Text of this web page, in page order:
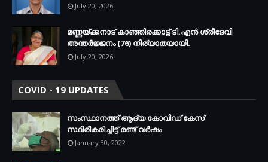
July 20, 2026
മണ്ണയ്ക്കനാട് കാഞ്ഞിരക്കാട്ട് ടി.എന്‍ ശ്രീദേവി
അന്തര്‍ജ്ജനം (76) നിര്യാതയായി.
July 20, 2026
COVID - 19 UPDATES
സംസ്ഥാനത്ത് ആദ്യ കോവിഡ് കേസ്
സ്ഥിരീകരിച്ചിട്ട് രണ്ട് വര്‍ഷം
January 30, 2022